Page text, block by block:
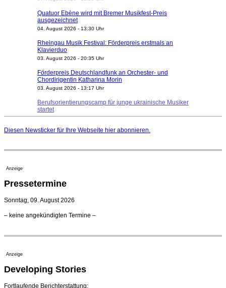
ausgezeichnet
04. August 2026 - 13:30 Uhr
Klavierduo
03. August 2026 - 20:35 Uhr
Chordirigentin Katharina Morin
03. August 2026 - 13:17 Uhr
startet
03. August 2026 - 08:00 Uhr
Nationaltheater Mannheim
Kammerorchester Heilbronn: Chefdirigent Risto Joost
21. Juli 2026 - 13:08 Uhr
Opernhäuser gedenken vertriebener jüdischer
Dirigent Nicolás Pasquet mit Würth-Preis der
Diesen Newsticker für Ihre Webseite hier abonnieren.
Anzeige
Pressetermine
Sonntag, 09. August 2026
– keine angekündigten Termine –
Anzeige
Developing Stories
Fortlaufende Berichterstattung: